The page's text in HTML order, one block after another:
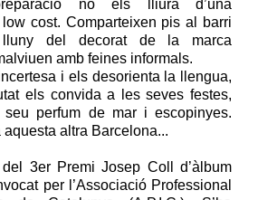
no els lliura d’una
cost. Comparteixen pis al barri
del decorat de la marca
amb feines informals.
i els desorienta la llengua,
els convida a les seves festes,
seu perfum de mar i escopinyes.
aquesta altra Barcelona...
3er Premi Josep Coll d’àlbum
per l’Associació Professional